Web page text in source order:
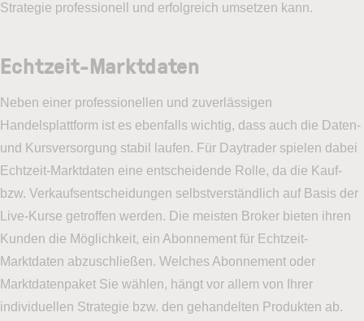
Strategie professionell und erfolgreich umsetzen kann.
Echtzeit-Marktdaten
Neben einer professionellen und zuverlässigen
Handelsplattform ist es ebenfalls wichtig, dass auch die Daten-
und Kursversorgung stabil laufen. Für Daytrader spielen dabei
Echtzeit-Marktdaten eine entscheidende Rolle, da die Kauf-
bzw. Verkaufsentscheidungen selbstverständlich auf Basis der
Live-Kurse getroffen werden. Die meisten Broker bieten ihren
Kunden die Möglichkeit, ein Abonnement für Echtzeit-
Marktdaten abzuschließen. Welches Abonnement oder
Marktdatenpaket Sie wählen, hängt vor allem von Ihrer
individuellen Strategie bzw. den gehandelten Produkten ab.